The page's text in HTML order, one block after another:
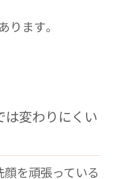
ります。
は変わりにくい
顔を頑張っている